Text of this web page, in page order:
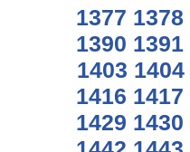
1377 1378
1390 1391
1403 1404
1416 1417
1429 1430